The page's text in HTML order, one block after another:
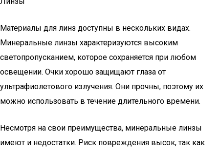
Материалы для линз доступны в нескольких видах.
Минеральные линзы характеризуются высоким
светопропусканием, которое сохраняется при любом
освещении. Очки хорошо защищают глаза от
ультрафиолетового излучения. Они прочны, поэтому их
можно использовать в течение длительного времени.
Несмотря на свои преимущества, минеральные линзы
имеют и недостатки. Риск повреждения высок, так как